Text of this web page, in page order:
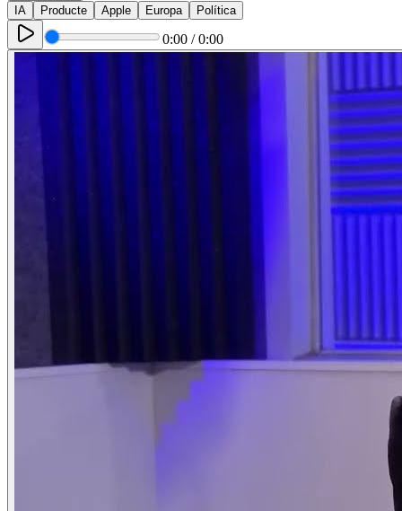
IA
Producte Apple Europa Política
0:00 /0:00